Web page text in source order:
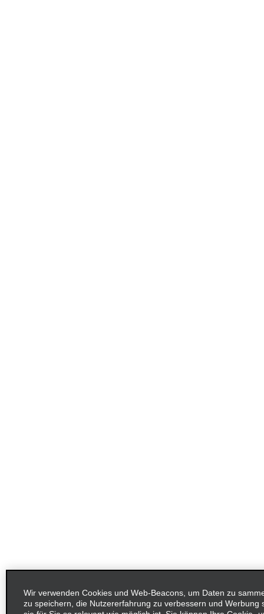
Wir verwenden Cookies und Web-Beacons, um Daten zu
zu speichern, die Nutzererfahrung zu verbessern und Werbung